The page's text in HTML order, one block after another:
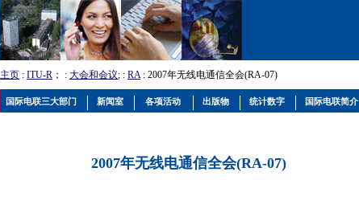
主页 : ITU-R ； : 大会和会议; : RA: 2007年无线电通信全会(RA-07)
2007年无线电通信全会(RA-07)
国际电联三大部门 新闻室 各项活动 出版物 统计数字 国际电联简介